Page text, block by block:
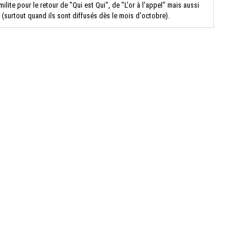
pour le retour de "Qui est Qui", de "L'or à l'appel" mais aussi
quand ils sont diffusés dès le mois d'octobre).